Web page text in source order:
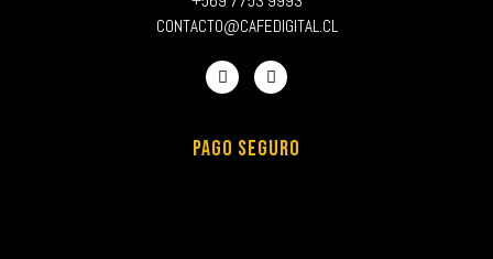
CONTACTO@CAFEDIGITAL.CL
PAGO SEGURO